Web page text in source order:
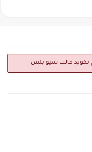
تكويد قالب سيو بلس